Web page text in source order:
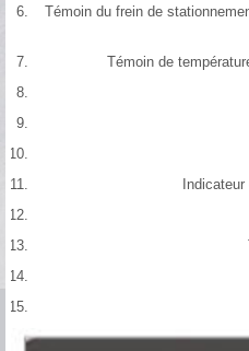
Témoin du frein de
Témoin de